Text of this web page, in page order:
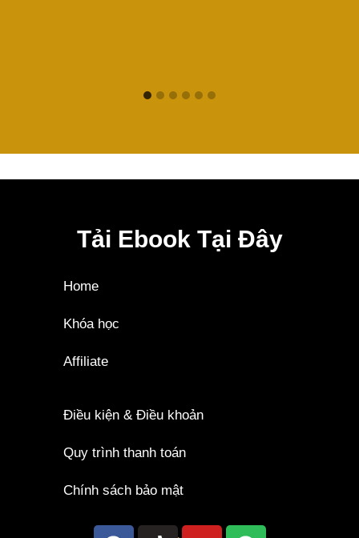
Tải Ebook Tại Đây
Home
Khóa học
Affiliate
Điều kiện & Điều khoản
Quy trình thanh toán
Chính sách bảo mật